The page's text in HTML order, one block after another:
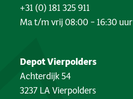
+31 (0) 181 325 911
Ma t/m vrij 08:00 – 16:30 uur
Depot Vierpolders
Achterdijk 54
3237 LA Vierpolders